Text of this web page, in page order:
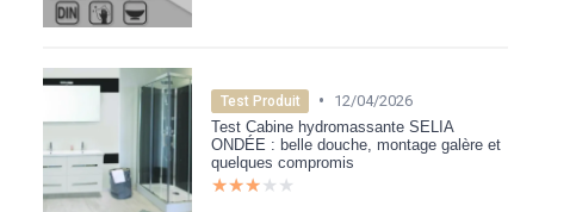
Test Produit •
12/04/2026
Test Cabine hydromassante SELIA
ONDÉE : belle douche, montage galère et
quelques compromis
★★★★★
★★★★★